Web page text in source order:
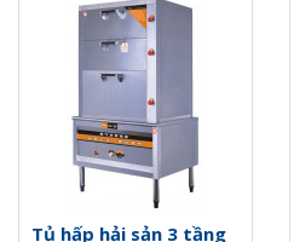
Tủ hấp hải sản 3 tầng